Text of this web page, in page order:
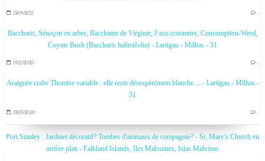
13/04/2021
Baccharis, Séneçon en arbre, Bacchante de Virginie, Faux-cotonnier, Consumption-Weed,
Coyote Bush (Baccharis halimifolia) - Lartigau - Milhas - 31
14/11/2020
Araignée crabe Thomise variable : elle reste désespérément blanche ... - Lartigau - Milhas -
31
18/07/2020
Port Stanley : Jardinet décoratif? Tombes d'animaux de compagnie? - St. Mary's Church en
arrière plan - Falkland Islands, Iles Malouines, Islas Malvinas